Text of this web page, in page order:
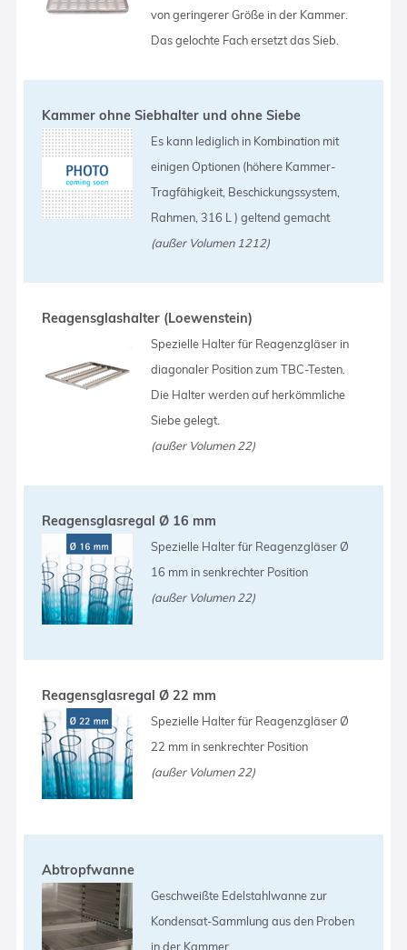
von geringerer Größe in der Kammer.
Das gelochte Fach ersetzt das Sieb.
Kammer ohne Siebhalter und ohne Siebe
Es kann lediglich in Kombination mit
einigen Optionen (höhere Kammer-
Tragfähigkeit, Beschickungssystem,
Rahmen, 316 L ) geltend gemacht
(außer Volumen 1212)
Reagensglashalter (Loewenstein)
Spezielle Halter für Reagenzgläser in
diagonaler Position zum TBC-Testen.
Die Halter werden auf herkömmliche
Siebe gelegt.
(außer Volumen 22)
Reagensglasregal Ø 16 mm
Spezielle Halter für Reagenzgläser Ø
16 mm in senkrechter Position
(außer Volumen 22)
Reagensglasregal Ø 22 mm
Spezielle Halter für Reagenzgläser Ø
22 mm in senkrechter Position
(außer Volumen 22)
Abtropfwanne
Geschweißte Edelstahlwanne zur
Kondensat-Sammlung aus den Proben
in der Kammer